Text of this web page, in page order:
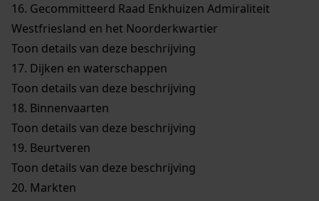
16. Gecommitteerd Raad Enkhuizen Admiraliteit
Westfriesland en het Noorderkwartier
Toon details van deze beschrijving
17. Dijken en waterschappen
Toon details van deze beschrijving
18. Binnenvaarten
Toon details van deze beschrijving
19. Beurtveren
Toon details van deze beschrijving
20. Markten